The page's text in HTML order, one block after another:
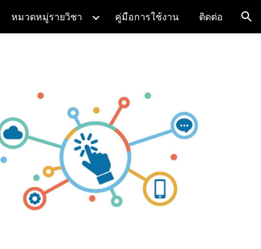
หมวดหมู่รายวิชา คู่มือการใช้งาน ติดต่อ